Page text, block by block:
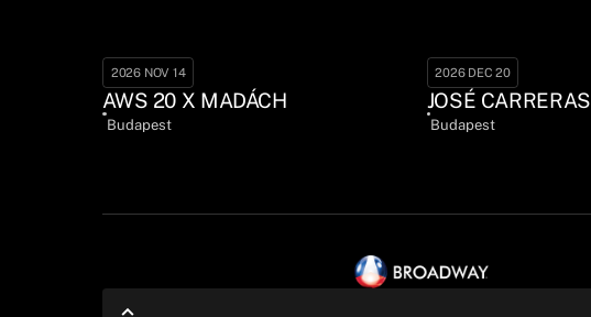
2026 NOV 14
AWS 20 X MADÁCH
Budapest
2026 DEC 20
JOSÉ CARRERAS
Budapest